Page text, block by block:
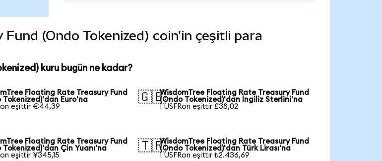
(Ondo Tokenized) coin'in çeşitli para
kuru bugün ne kadar?
Floating Rate Treasury Fund
Tokenized)'dan Euro'na
eşittir €44,39
🇬🇧WisdomTree Floating Rate Treasury Fund
(Ondo Tokenized)'dan İngiliz Sterlini'na
1 USFRon eşittir £38,02
Floating Rate Treasury Fund
Tokenized)'dan Çin Yuanı'na
eşittir ¥345,15
🇹🇷WisdomTree Floating Rate Treasury Fund
(Ondo Tokenized)'dan Türk Lirası'na
1 USFRon eşittir ₺2.436,69